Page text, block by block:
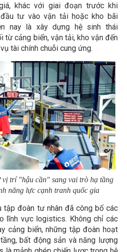
khác với giai đoạn trước khi
tư vào vận tải hoặc kho bãi
nay là xây dựng hệ sinh thái
từ cảng biển, vận tải, kho vận đến
tài chính chuỗi cung ứng.
vị trí "hậu cần" sang vai trò hạ tầng
năng lực cạnh tranh quốc gia
tập đoàn tư nhân đã công bố các
lĩnh vực logistics. Không chỉ các
cảng biển, những tập đoàn hoạt
bất động sản và năng lượng